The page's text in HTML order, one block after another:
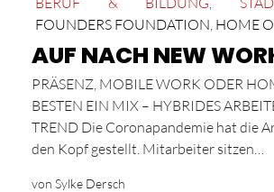
FOUNDERS FOUNDATION HOME
AUF NACH NEW
PRÄSENZ, MOBILE WORK ODER
BESTEN EIN MIX – HYBRIDES
TREND Die Coronapandemie hat die
den Kopf gestellt. Mitarbeiter sitzen…
von Sylke Dersch